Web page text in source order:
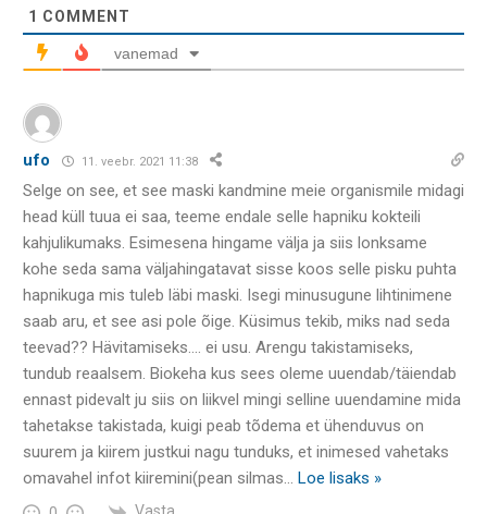
1 COMMENT
vanemad
ufo 11. veebr. 2021 11:38
Selge on see, et see maski kandmine meie organismile midagi
head küll tuua ei saa, teeme endale selle hapniku kokteili
kahjulikumaks. Esimesena hingame välja ja siis lonksame
kohe seda sama väljahingatavat sisse koos selle pisku puhta
hapnikuga mis tuleb läbi maski. Isegi minusugune lihtinimene
saab aru, et see asi pole õige. Küsimus tekib, miks nad seda
teevad?? Hävitamiseks…. ei usu. Arengu takistamiseks,
tundub reaalsem. Biokeha kus sees oleme uuendab/täiendab
ennast pidevalt ju siis on liikvel mingi selline uuendamine mida
tahetakse takistada, kuigi peab tõdema et ühenduvus on
suurem ja kiirem justkui nagu tunduks, et inimesed vahetaks
omavahel infot kiiremini(pean silmas… Loe lisaks »